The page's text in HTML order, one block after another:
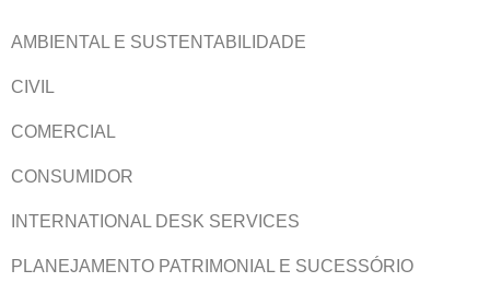
AMBIENTAL E SUSTENTABILIDADE
CIVIL
COMERCIAL
CONSUMIDOR
INTERNATIONAL DESK SERVICES
PLANEJAMENTO PATRIMONIAL E SUCESSÓRIO